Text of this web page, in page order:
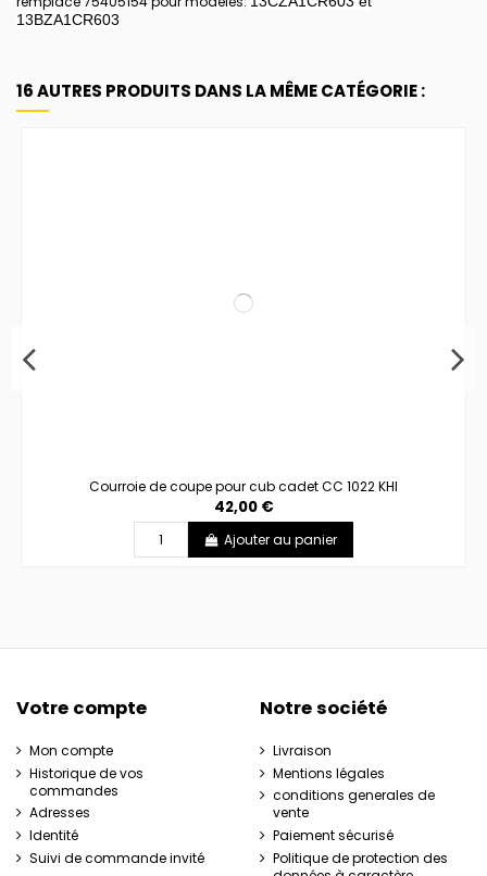
13BZA1CR603
16 AUTRES PRODUITS DANS LA MÊME CATÉGORIE :
Courroie de coupe pour cub cadet CC 1022 KHI
42,00 €
Ajouter au panier
Votre compte
Mon compte
Historique de vos
commandes
Adresses
Identité
Suivi de commande invité
Notre société
Livraison
Mentions légales
conditions generales de
vente
Paiement sécurisé
Politique de protection des